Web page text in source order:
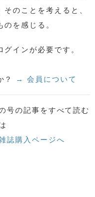
のことを考えると、
を感じる。
インが必要です。
？
→ 会員について
号の記事をすべて読む
誌購入ページへ